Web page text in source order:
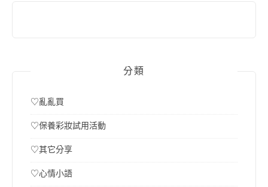
分類
♡亂亂買
♡保養彩妝試用活動
♡其它分享
♡心情小語